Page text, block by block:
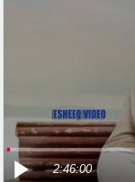
2:46:00